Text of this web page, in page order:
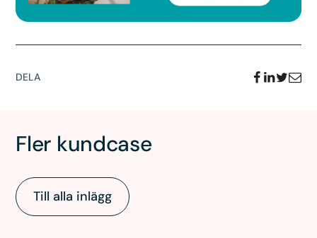
DELA
Fler kundcase
Till alla inlägg